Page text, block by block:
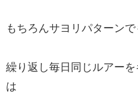
もちろんサヨリパターンで
繰り返し毎日同じルアー
は